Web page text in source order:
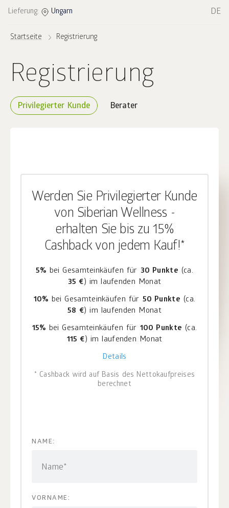
Lieferung: Ungarn DE
Startseite Registrierung
Registrierung
Privilegierter Kunde Berater
Werden Sie Privilegierter Kunde
von Siberian Wellness -
erhalten Sie bis zu 15%
Cashback von jedem Kauf!*
5% bei Gesamteinkäufen für 30 Punkte (ca.
35 €) im laufenden Monat
10% bei Gesamteinkäufen für 50 Punkte (ca.
58 €) im laufenden Monat
15% bei Gesamteinkäufen für 100 Punkte (ca.
115 €) im laufenden Monat
Details
* Cashback wird auf Basis des Nettokaufpreises
berechnet
NAME:
Name*
VORNAME: